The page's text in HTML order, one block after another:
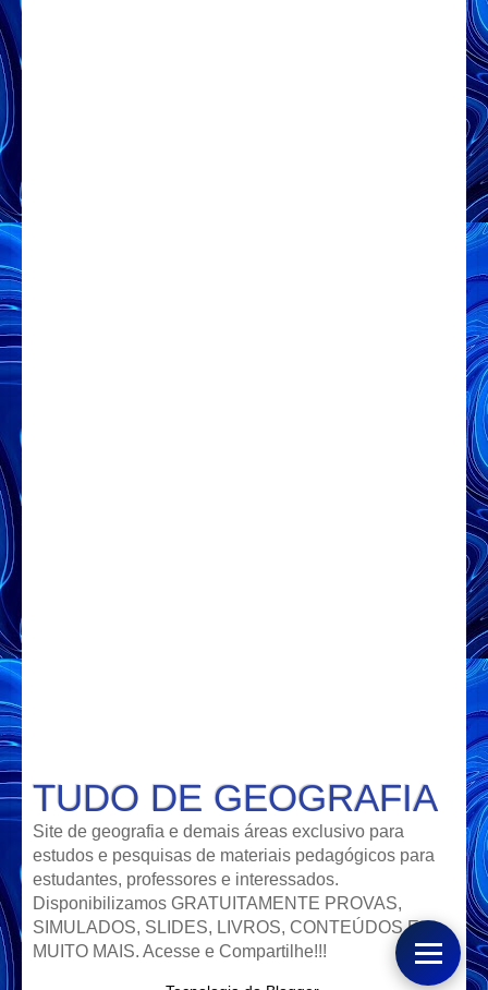
TUDO DE GEOGRAFIA
Site de geografia e demais áreas exclusivo para
estudos e pesquisas de materiais pedagógicos para
estudantes, professores e interessados.
Disponibilizamos GRATUITAMENTE PROVAS,
SIMULADOS, SLIDES, LIVROS, CONTEÚDOS E
MUITO MAIS. Acesse e Compartilhe!!!